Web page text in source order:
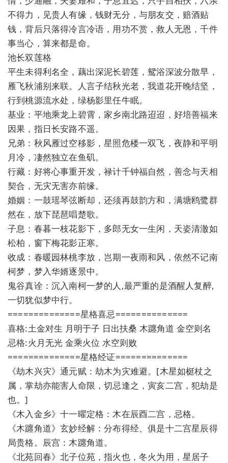
不得力，见贵人有缘，钱财无分，与朋友交，赔酒贴
钱，背后只落得冷言冷语，用功不赏，救人无恩，千件
事当心，算来都是命。
池长双莲格
平生未得利名全，藕出深泥长碧莲，鸳浴深波分散早，
雁飞秋浦别来联。人言子结秋光老，我道花开晚结坚，
行到桃源流水处，绿杨影里任牛眠。
基业：平地乘龙上碧霄，家乡南北路迢迢，好培善福来
因果，指日长安路不遥。
兄弟：秋风雁过空移影，星照危楼一双飞，夜静和平明
月冷，凄然独立在鱼矶。
行藏：好将心事重开发，禄计千钟福自然，善念与天相
契合，无灾无害亦前缘。
婚姻：一鼓瑶琴弦断却，还须再鼓韵方和，满塘鸥鹭群
然在，放下琵琶唱楚歌。
子息：春暮一枝花影下，多郎无女一生闲，天姿清澈如
松柏，窗下梅花影正寒。
收成：春暖园林桃李放，岂期一夜雨和风，依然不记南
柯梦，梦入华婿逐景中。
鬼谷真诠：沉入南柯一梦的人,最严重的是酒醒人复醉,
一切犹似梦中行。
==============星格喜忌==============
喜格:土金对生 月明于子 日出扶桑 木躔角道 金空则名
忌格:火月无光 金乘火位 水空则败
==============星格经证==============
《劫木兴灾》通元赋：劫木为灾难避。[木星如梃杖之
属，掌劫亦能害人命限，切忌逢之，寅亥二宫，犯劫是
也。]
《木入金乡》十一曜定格：木在辰酉二宫，忌格。
《木躔角道》玄妙经解：分布得经、俱是十二宫星辰得
局贵格。辰宫：木躔角道。
《北苑回春》北子位苑，指火也，冬火为用，星居子